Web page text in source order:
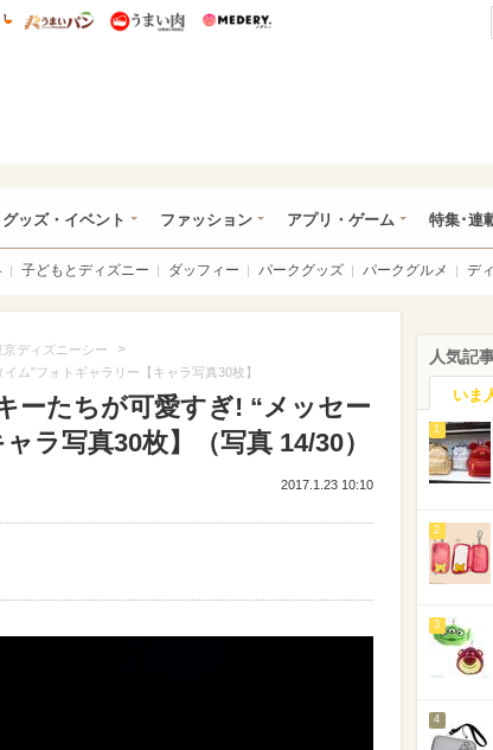
ニー特集
うまいめし うまいパン うまい肉
グッズ・イベント ファッション アプリ・ゲーム 特集･連
子どもとディズニー ダッフィー パークグッズ パークグルメ デ
京ディズニーシー >
ム”フォトギャラリー【キャラ写真30枚】
ーたちが可愛すぎ! “メッセー
ラ写真30枚】（写真 14/30）
2017.1.23 10:10
人気記
いま
1
2
3
4